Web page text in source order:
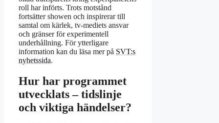
roll har införts. Trots motstånd
fortsätter showen och inspirerar till
samtal om kärlek, tv-mediets ansvar
och gränser för experimentell
underhållning. För ytterligare
information kan du läsa mer på SVT:s
nyhetssida.
Hur har programmet
utvecklats – tidslinje
och viktiga händelser?